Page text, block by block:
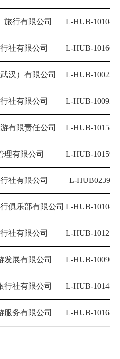
旅行有限公司 L-HUB-101043
社有限公司 L-HUB-101605
汉）有限公司 L-HUB-100222
社有限公司 L-HUB-100931
有限责任公司 L-HUB-101583
理有限公司 L-HUB-101592
社有限公司 L-HUB02390
俱乐部有限公司 L-HUB-101048
社有限公司 L-HUB-101274
发展有限公司 L-HUB-100907
行社有限公司 L-HUB-101486
服务有限公司 L-HUB-101686